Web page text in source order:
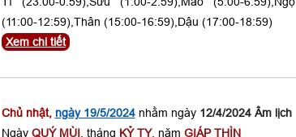
(11:00-12:59),Thân (15:00-16:59),Dậu (17:00-18:59)
Xem chi tiết
Chủ nhật, ngày 19/5/2024nhằm ngày 12/4/2024 Âm lịch
Ngày QUÝ MÙI , tháng KỶ TỴ, năm GIÁP THÌN